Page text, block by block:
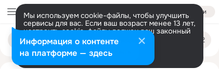
Войти
Мы используем cookie-файлы, чтобы улучшить
сервисы для вас. Если ваш возраст менее 13 лет,
настроить cookie-файлы должен ваш законный
представитель. Больше информации
Разрешить все Настроить
Поиск
людям
sergey sizov
Информация о контенте
на платформе — здесь